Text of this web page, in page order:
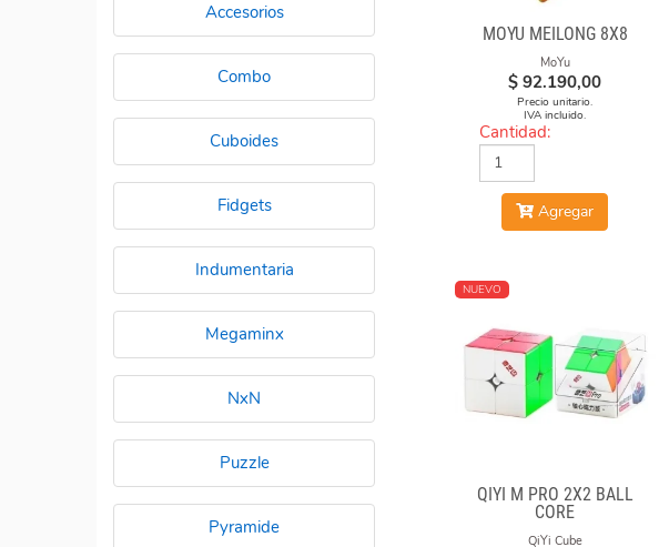
Accesorios
Combo
Cuboides
Fidgets
Indumentaria
Megaminx
NxN
Puzzle
Pyramide
MOYU MEILONG 8X8
MoYu
$ 92.190,00
Precio unitario.
IVA incluido.
Cantidad:
Agregar
NUEVO
QIYI M PRO 2X2 BALL
CORE
QiYi Cube